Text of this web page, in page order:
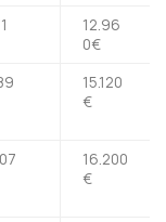
12.96
0€
15.120
€
16.200
€